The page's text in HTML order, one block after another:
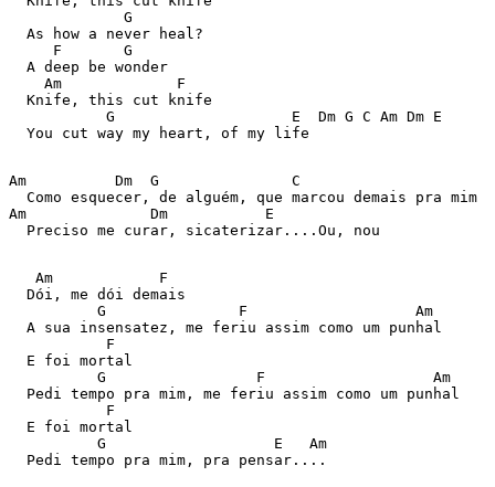
             G
  As how a never heal?
     F       G
  A deep be wonder
    Am             F
  Knife, this cut knife
           G                    E  Dm G C Am Dm E
  You cut way my heart, of my life
Am          Dm  G               C
  Como esquecer, de alguém, que marcou demais pra mim
Am              Dm           E
  Preciso me curar, sicaterizar....Ou, nou
   Am            F
  Dói, me dói demais
          G               F                   Am
  A sua insensatez, me feriu assim como um punhal
           F
  E foi mortal
          G                 F                   Am
  Pedi tempo pra mim, me feriu assim como um punhal
           F
  E foi mortal
          G                   E   Am
  Pedi tempo pra mim, pra pensar....